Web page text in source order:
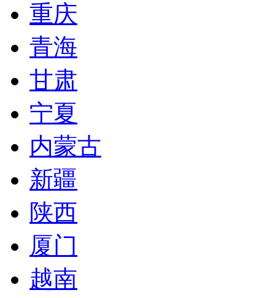
重庆
青海
甘肃
宁夏
内蒙古
新疆
陕西
厦门
越南